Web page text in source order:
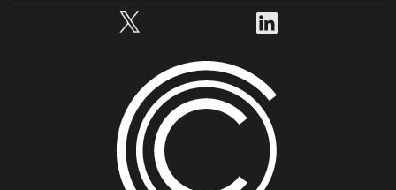
LinkedIn